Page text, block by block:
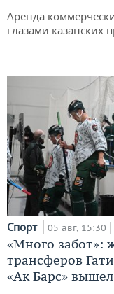
Аренда
глазами казанских
Спорт 05 авг, 15:30
«Много забот»:
трансферов
«Ак Барс»